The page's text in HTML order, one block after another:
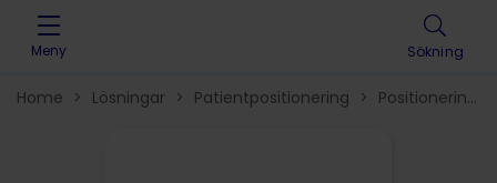
Skip to content
Meny Sökning
Home > Lösningar > Patientpositionering >